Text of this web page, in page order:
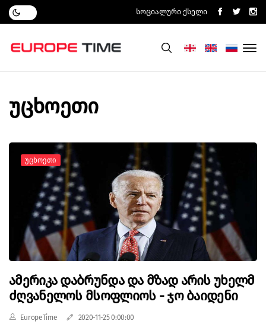
Სოციალური Ქსელი
უცხოეთი
Უცხოეთი
ამერიკა დაბრუნდა და მზად არის უხელმ
ძღვანელოს მსოფლიოს - ჯო ბაიდენი
EuropeTime 2020-11-25 0:00:00